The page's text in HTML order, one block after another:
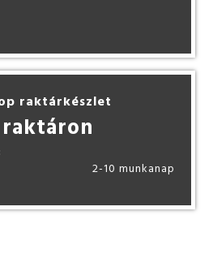
raktárkészlet
2-10 munkanap